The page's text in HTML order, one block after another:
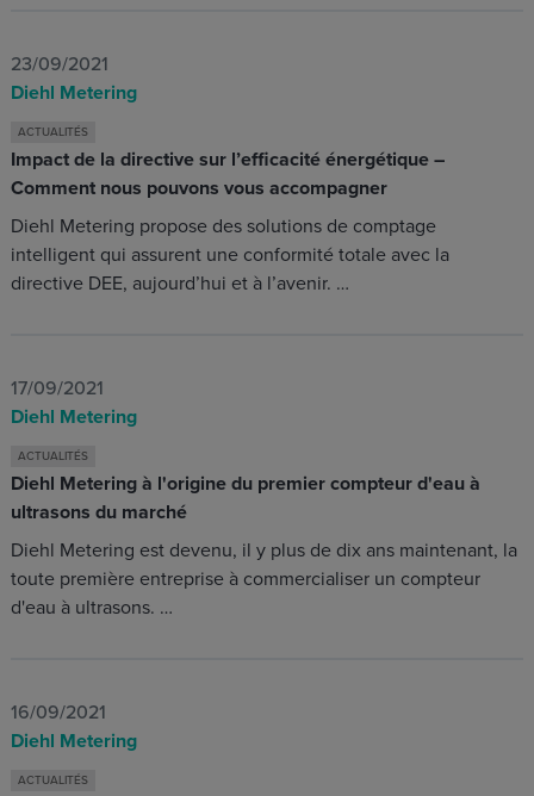
23/09/2021
Diehl Metering
ACTUALITÉS
Impact de la directive sur l’efficacité énergétique –
Comment nous pouvons vous accompagner
Diehl Metering propose des solutions de comptage
intelligent qui assurent une conformité totale avec la
directive DEE, aujourd’hui et à l’avenir. …
17/09/2021
Diehl Metering
ACTUALITÉS
Diehl Metering à l'origine du premier compteur d'eau à
ultrasons du marché
Diehl Metering est devenu, il y plus de dix ans maintenant, la
toute première entreprise à commercialiser un compteur
d'eau à ultrasons. …
16/09/2021
Diehl Metering
ACTUALITÉS